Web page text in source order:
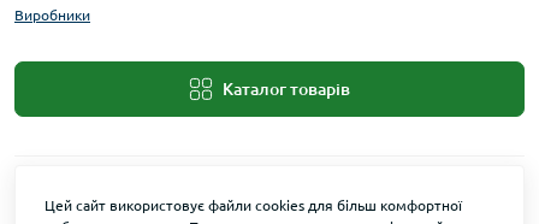
Виробники
Каталог товарів
Цей сайт використовує файли cookies для більш комфортної